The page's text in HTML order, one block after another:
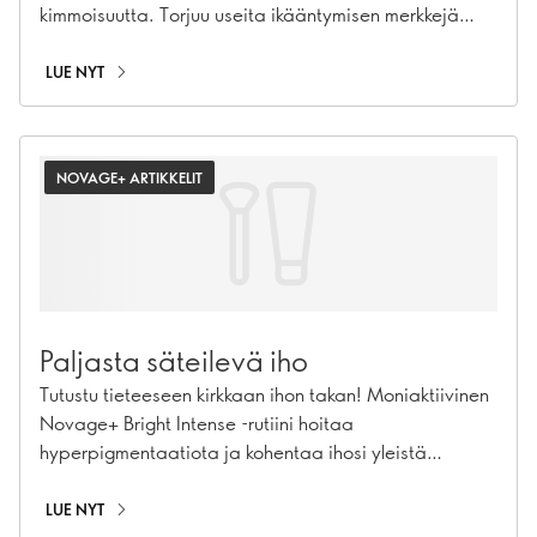
kimmoisuutta. Torjuu useita ikääntymisen merkkejä
LUE NYT
NOVAGE+ ARTIKKELIT
Paljasta säteilevä iho
Tutustu tieteeseen kirkkaan ihon takan! Moniaktiivinen
Novage+ Bright Intense -rutiini hoitaa
hyperpigmentaatiota ja kohentaa ihosi yleistä
LUE NYT